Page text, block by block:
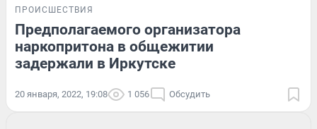
ПРОИСШЕСТВИЯ
Предполагаемого организатора
наркопритона в общежитии
задержали в Иркутске
20 января, 2022, 19:08 1 056 Обсудить